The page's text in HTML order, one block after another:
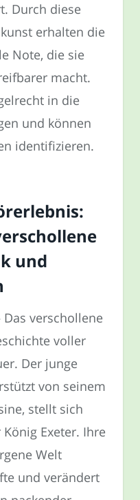
Durch diese
erhalten die
Note, die sie
macht.
in die
und können
identifizieren.
und
Das verschollene
voller
Der junge
von seinem
stellt sich
Exeter. Ihre
Welt
und verändert